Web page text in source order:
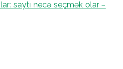
saytı necə seçmək olar –